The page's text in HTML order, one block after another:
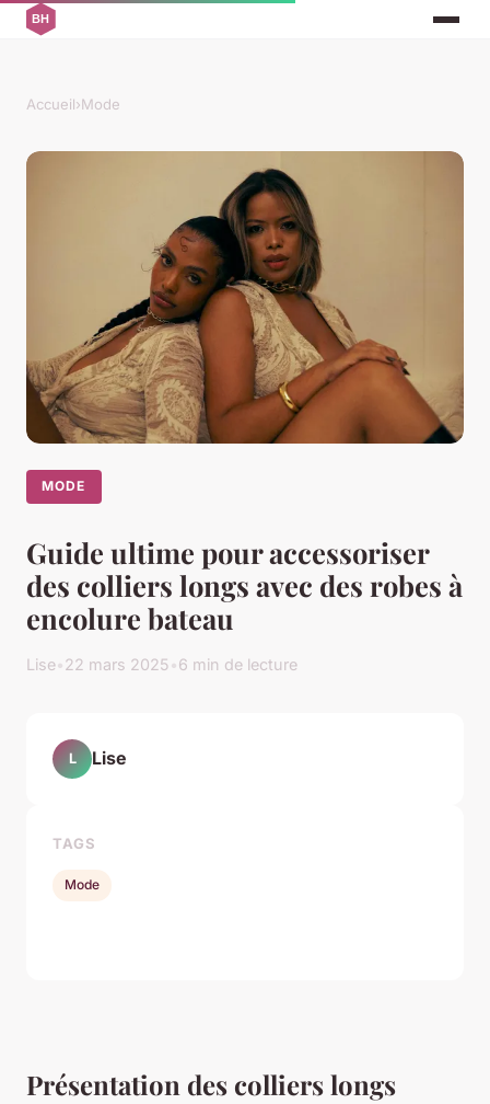
Accueil›Mode
MODE
Guide ultime pour accessoriser
des colliers longs avec des robes à
encolure bateau
Lise•22 mars 2025•6 min de lecture
Présentation des colliers longs
L Lise
TAGS
Mode